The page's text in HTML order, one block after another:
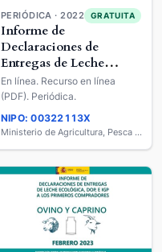
PERIÓDICA · 2022 GRATUITA
Informe de
Declaraciones de
Entregas de Leche
Ecológica, DOP E IGP a
los Primeros
Compradores : Ovino y
Caprino
En línea. Recurso en línea
(PDF). Periódica.
NIPO: 00322113X
Ministerio de Agricultura, Pesca y Alimentación